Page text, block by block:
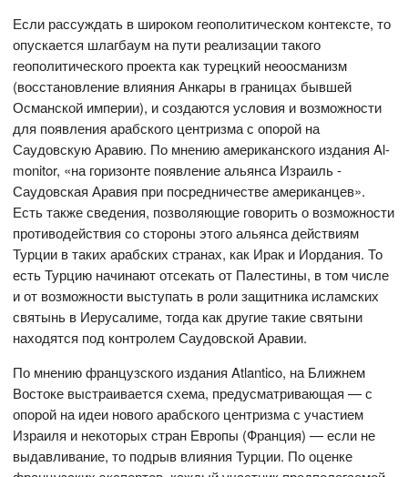
Если рассуждать в широком геополитическом контексте, то
опускается шлагбаум на пути реализации такого
геополитического проекта как турецкий неоосманизм
(восстановление влияния Анкары в границах бывшей
Османской империи), и создаются условия и возможности
для появления арабского центризма с опорой на
Саудовскую Аравию. По мнению американского издания Al-
monitor, «на горизонте появление альянса Израиль -
Саудовская Аравия при посредничестве американцев».
Есть также сведения, позволяющие говорить о возможности
противодействия со стороны этого альянса действиям
Турции в таких арабских странах, как Ирак и Иордания. То
есть Турцию начинают отсекать от Палестины, в том числе
и от возможности выступать в роли защитника исламских
святынь в Иерусалиме, тогда как другие такие святыни
находятся под контролем Саудовской Аравии.
По мнению французского издания Atlantico, на Ближнем
Востоке выстраивается схема, предусматривающая — с
опорой на идеи нового арабского центризма с участием
Израиля и некоторых стран Европы (Франция) — если не
выдавливание, то подрыв влияния Турции. По оценке